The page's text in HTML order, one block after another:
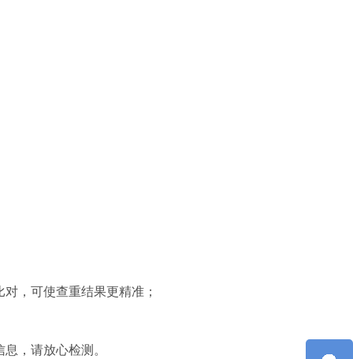
，可使查重结果更精准；
，请放心检测。